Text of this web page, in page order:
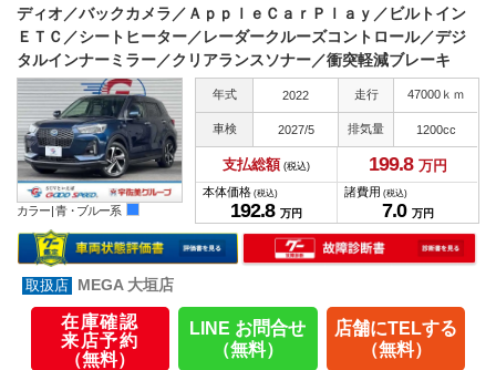
ディオ／バックカメラ／ＡｐｐｌｅＣａｒＰｌａｙ／ビルトイン
ＥＴＣ／シートヒーター／レーダークルーズコントロール／デジ
タルインナーミラー／クリアランスソナー／衝突軽減ブレーキ
カラー |青・ブルー系
年式 2022 走行 47000ｋｍ
車検 2027/5 排気量 1200cc
支払総額 (税込) 199.8 万円
本体価格 (税込)
192.8 万円
諸費用 (税込)
7.0 万円
MEGA 大垣店
在庫確認
来店予約
（無料）
LINE お問合せ
（無料）
店舗にTELする
（無料）